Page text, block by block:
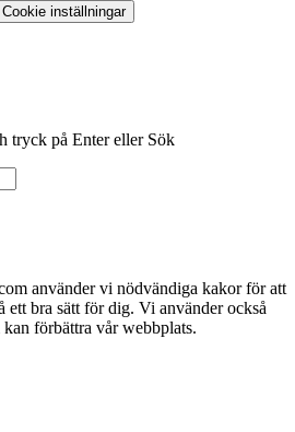
Cookie inställningar
tryck på Enter eller Sök
använder vi nödvändiga kakor för att
ett bra sätt för dig. Vi använder också
förbättra vår webbplats.